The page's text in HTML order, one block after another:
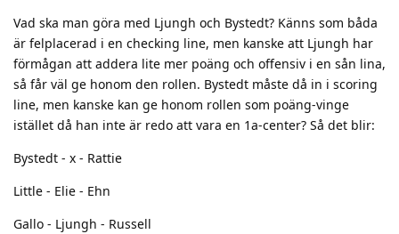
Vad ska man göra med Ljungh och Bystedt? Känns som båda
är felplacerad i en checking line, men kanske att Ljungh har
förmågan att addera lite mer poäng och offensiv i en sån lina,
så får väl ge honom den rollen. Bystedt måste då in i scoring
line, men kanske kan ge honom rollen som poäng-vinge
istället då han inte är redo att vara en 1a-center? Så det blir:
Bystedt - x - Rattie
Little - Elie - Ehn
Gallo - Ljungh - Russell